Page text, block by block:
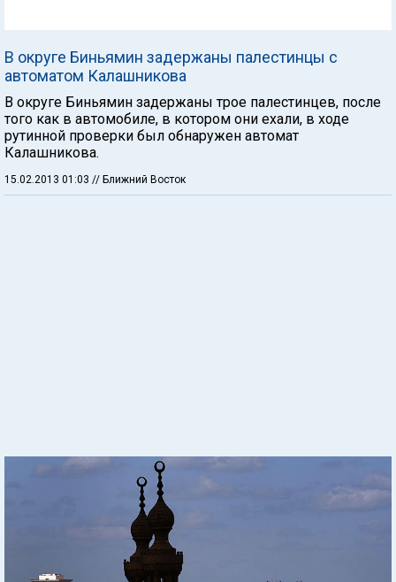
В округе Биньямин задержаны палестинцы с
автоматом Калашникова
В округе Биньямин задержаны трое палестинцев, после
того как в автомобиле, в котором они ехали, в ходе
рутинной проверки был обнаружен автомат
Калашникова.
15.02.2013 01:03 // Ближний Восток